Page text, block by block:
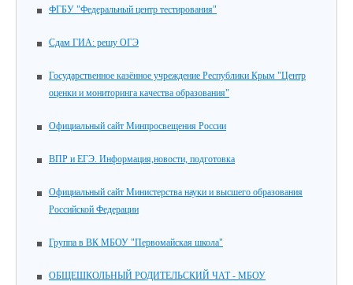
ФГБУ "Федеральный центр тестирования"
Сдам ГИА: решу ОГЭ
Государственное казённое учреждение Республики Крым "Центр
оценки и мониторинга качества образования"
Официальный сайт Минпросвещения России
ВПР и ЕГЭ. Информация,новости, подготовка
Официальный сайт Министерства науки и высшего образования
Российской Федерации
Группа в ВК МБОУ "Первомайская школа"
ОБЩЕШКОЛЬНЫЙ РОДИТЕЛЬСКИЙ ЧАТ - МБОУ